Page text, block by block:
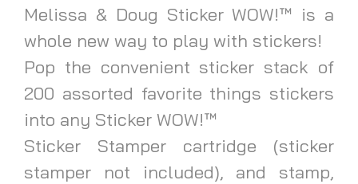
Melissa & Doug Sticker WOW!™ is a
whole new way to play with stickers!
Pop the convenient sticker stack of
200 assorted favorite things stickers
into any Sticker WOW!™
Sticker Stamper cartridge (sticker
stamper not included), and stamp,